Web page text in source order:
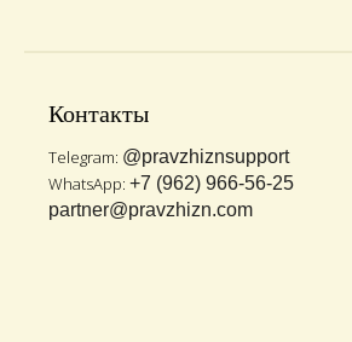
Контакты
Telegram: @pravzhiznsupport
WhatsApp: +7 (962) 966-56-25
partner@pravzhizn.com